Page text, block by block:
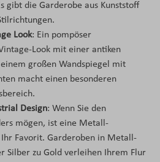
gibt die Garderobe aus Kunststoff
Look: Ein pompöser
Look mit einer antiken
großen Wandspiegel mit
macht einen besonderen
Design: Wenn Sie den
mögen, ist eine Metall-
Favorit. Garderoben in Metall-
Silber zu Gold verleihen Ihrem Flur